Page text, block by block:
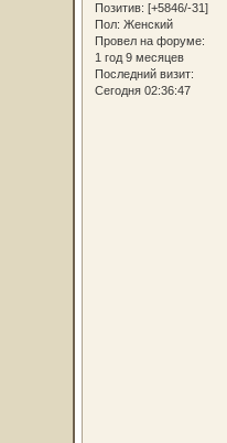
Позитив: [+5846/-31]
Пол: Женский
Провел на форуме:
1 год 9 месяцев
Последний визит:
Сегодня 02:36:47